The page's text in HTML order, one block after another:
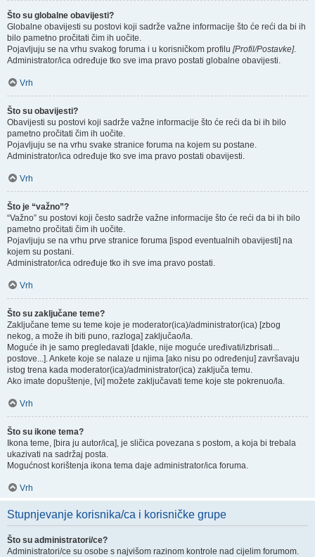
Što su globalne obavijesti?
Globalne obavijesti su postovi koji sadrže važne informacije što će reći da bi ih
bilo pametno pročitati čim ih uočite.
Pojavljuju se na vrhu svakog foruma i u korisničkom profilu [Profil/Postavke].
Administrator/ica određuje tko sve ima pravo postati globalne obavijesti.
Vrh
Što su obavijesti?
Obavijesti su postovi koji sadrže važne informacije što će reći da bi ih bilo
pametno pročitati čim ih uočite.
Pojavljuju se na vrhu svake stranice foruma na kojem su postane.
Administrator/ica određuje tko sve ima pravo postati obavijesti.
Vrh
Što je “važno”?
“Važno” su postovi koji često sadrže važne informacije što će reći da bi ih bilo
pametno pročitati čim ih uočite.
Pojavljuju se na vrhu prve stranice foruma [ispod eventualnih obavijesti] na
kojem su postani.
Administrator/ica određuje tko ih sve ima pravo postati.
Vrh
Što su zaključane teme?
Zaključane teme su teme koje je moderator(ica)/administrator(ica) [zbog
nekog, a može ih biti puno, razloga] zaključao/la.
Moguće ih je samo pregledavati [dakle, nije moguće uređivati/izbrisati...
postove...]. Ankete koje se nalaze u njima [ako nisu po određenju] završavaju
istog trena kada moderator(ica)/administrator(ica) zaključa temu.
Ako imate dopuštenje, [vi] možete zaključavati teme koje ste pokrenuo/la.
Vrh
Što su ikone tema?
Ikona teme, [bira ju autor/ica], je sličica povezana s postom, a koja bi trebala
ukazivati na sadržaj posta.
Mogućnost korištenja ikona tema daje administrator/ica foruma.
Vrh
Stupnjevanje korisnika/ca i korisničke grupe
Što su administratori/ce?
Administratori/ce su osobe s najvišom razinom kontrole nad cijelim forumom.